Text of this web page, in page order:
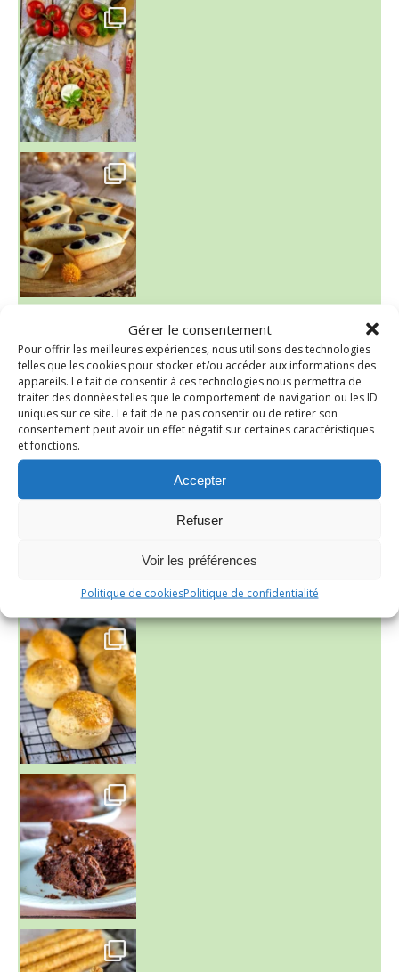
Gérer le consentement
Pour offrir les meilleures expériences, nous utilisons des technologies
telles que les cookies pour stocker et/ou accéder aux informations des
appareils. Le fait de consentir à ces technologies nous permettra de
traiter des données telles que le comportement de navigation ou les ID
uniques sur ce site. Le fait de ne pas consentir ou de retirer son
consentement peut avoir un effet négatif sur certaines caractéristiques
et fonctions.
Accepter
Refuser
Voir les préférences
Politique de cookiesPolitique de confidentialité
~ SALADE DE PÂTES AUX DEUX TOMATES THON ET BURRA
~ FINANCIERS MYRTILLES ET CITRON ~
Aujourd'hu
~ BUNS MAISON ~
Un peu de boulange par ici au
~ GÂTEAU FONDANT CHOCO NOISETTE ~
C'est lundi